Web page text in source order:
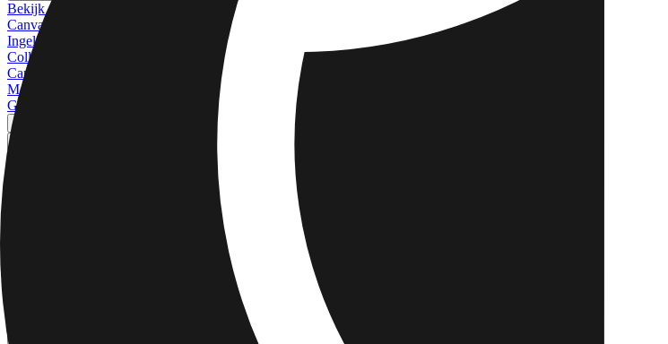
Bekijk alles
Canvas Afdrukken
Ingelijste Canvas Afdrukken
Collage Canvas Afdrukken
Canvas Wanddisplay
Mosaïek Canvas Afdrukken
Gevormde Canvas Afdrukken
Metalen Afdrukken
Foto's Afdrukken
Meer Wandafdrukken